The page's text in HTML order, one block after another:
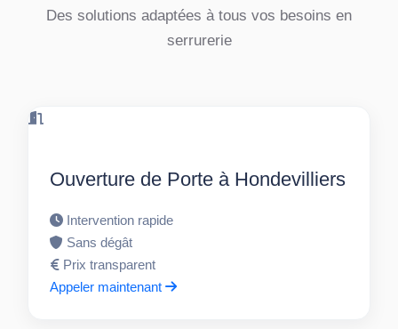
Des solutions adaptées à tous vos besoins en
serrurerie
Ouverture de Porte à Hondevilliers
Intervention rapide
Sans dégât
Prix transparent
Appeler maintenant